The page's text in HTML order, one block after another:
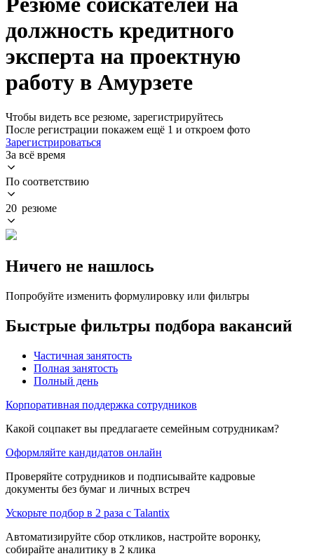
должность кредитного
эксперта на проектную
работу в Амурзете
Чтобы видеть все резюме, зарегистрируйтесь
После регистрации покажем ещё 1 и откроем фото
Зарегистрироваться
За всё время
По соответствию
20 резюме
Ничего не нашлось
Попробуйте изменить формулировку или фильтры
Быстрые фильтры подбора вакансий
Частичная занятость
Полная занятость
Полный день
Корпоративная поддержка сотрудников
Какой соцпакет вы предлагаете семейным сотрудникам?
Оформляйте кандидатов онлайн
Проверяйте сотрудников и подписывайте кадровые
документы без бумаг и личных встреч
Ускорьте подбор в 2 раза с Talantix
Автоматизируйте сбор откликов, настройте воронку,
собирайте аналитику в 2 клика